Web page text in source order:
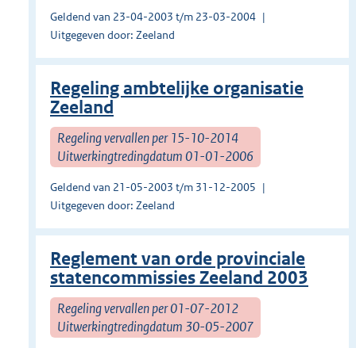
Geldend van 23-04-2003 t/m 23-03-2004
Uitgegeven door: Zeeland
Regeling ambtelijke organisatie
Zeeland
Regeling vervallen per 15-10-2014
Uitwerkingtredingdatum 01-01-2006
Geldend van 21-05-2003 t/m 31-12-2005
Uitgegeven door: Zeeland
Reglement van orde provinciale
statencommissies Zeeland 2003
Regeling vervallen per 01-07-2012
Uitwerkingtredingdatum 30-05-2007